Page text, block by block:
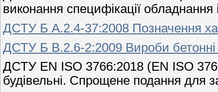
виконання специфікації обладнання
ДСТУ Б А.2.4-37:2008 Позначення
ДСТУ Б В.2.6-2:2009 Вироби бетонні і
ДСТУ EN ISO 3766:2018 (EN ISO
будівельні. Спрощене подання для